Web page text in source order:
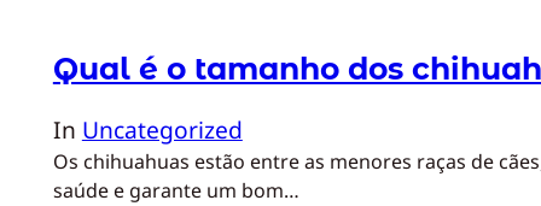
Qual é o tamanho dos
In Uncategorized
Os chihuahuas estão entre as menores raças de
saúde e garante um bom…